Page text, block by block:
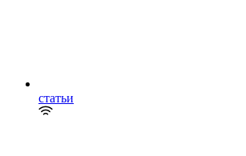
статьи